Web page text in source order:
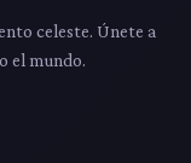
celeste. Únete a
el mundo.